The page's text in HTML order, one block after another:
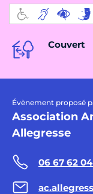
Couvert
Évènement proposé
Association
Allegresse
06 67 62